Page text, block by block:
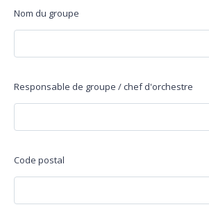
Nom du groupe
Responsable de groupe / chef d'orchestre
Code postal